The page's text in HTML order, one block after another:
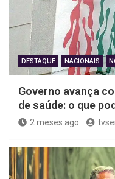
DESTAQUE NACIONAIS
Governo avança
de saúde: o que
2 meses ago